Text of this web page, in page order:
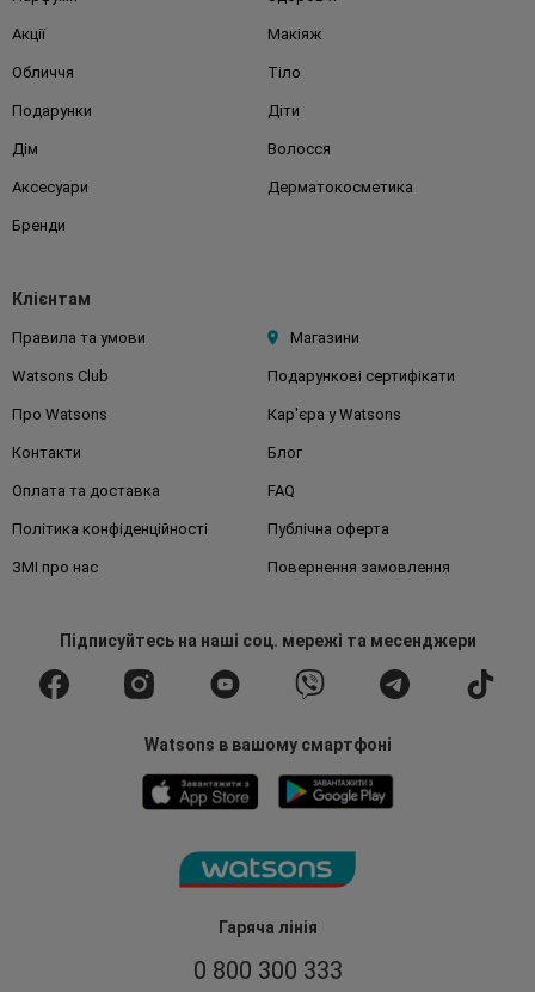
Гаряча лінія
0 800 300 333
Акції Макіяж
Обличчя Тіло
Подарунки Діти
Дім Волосся
Аксесуари Дерматокосметика
Бренди
Клієнтам
Правила та умови Магазини
Watsons Club Подарункові сертифікати
Про Watsons Кар'єра у Watsons
Контакти Блог
Оплата та доставка FAQ
Політика конфіденційності Публічна оферта
ЗМІ про нас Повернення замовлення
Підписуйтесьна наші соц. мережі та месенджери
Watsons в вашому смартфоні